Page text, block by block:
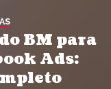
BM para
Ads: